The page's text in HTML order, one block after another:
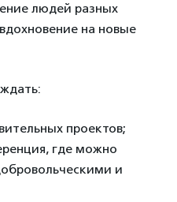
людей разных
на новые
проектов;
где можно
и